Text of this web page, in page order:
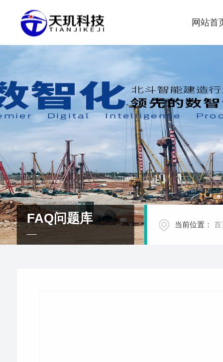
网站首
FAQ问题库 当前位置： 首